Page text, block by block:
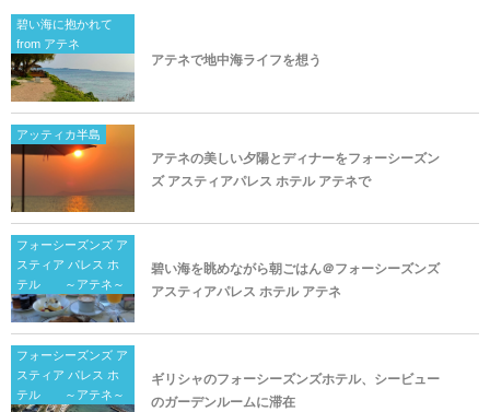
碧い海に抱かれて
from アテネ
アテネで地中海ライフを想う
アッティカ半島
アテネの美しい夕陽とディナーをフォーシーズン
ズ アスティアパレス ホテル アテネで
フォーシーズンズ ア
スティア パレス ホ
テル ～アテネ～
碧い海を眺めながら朝ごはん＠フォーシーズンズ
アスティアパレス ホテル アテネ
フォーシーズンズ ア
スティア パレス ホ
テル ～アテネ～
ギリシャのフォーシーズンズホテル、シービュー
のガーデンルームに滞在